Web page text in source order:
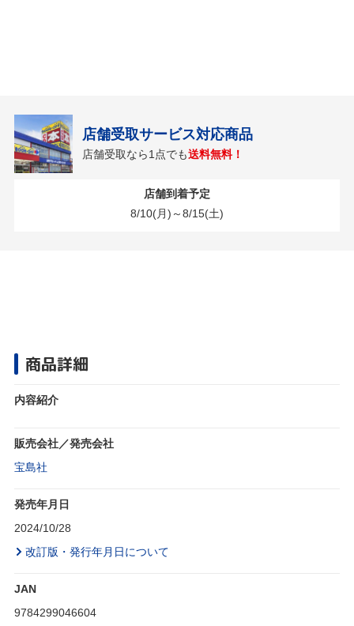
店舗受取サービス対応商品
店舗受取なら1点でも送料無料！
店舗到着予定
8/10(月)～8/15(土)
商品詳細
内容紹介
販売会社／発売会社
宝島社
発売年月日
2024/10/28
改訂版・発行年月日について
JAN
9784299046604